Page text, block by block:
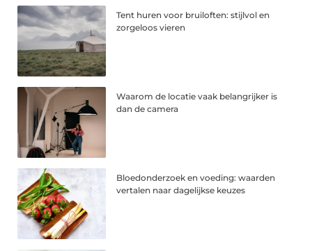
Tent huren voor bruiloften: stijlvol en
zorgeloos vieren
Waarom de locatie vaak belangrijker is
dan de camera
Bloedonderzoek en voeding: waarden
vertalen naar dagelijkse keuzes